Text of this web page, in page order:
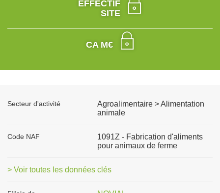
EFFECTIF
SITE
CA M€
Secteur d'activité
Agroalimentaire > Alimentation
animale
Code NAF
1091Z - Fabrication d'aliments
pour animaux de ferme
> Voir toutes les données clés